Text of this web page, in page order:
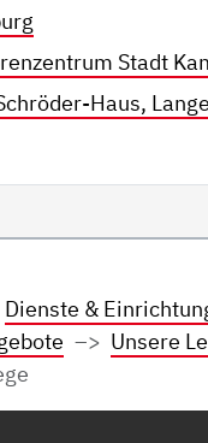
Stadt
Haus,
Dienste &
Unsere